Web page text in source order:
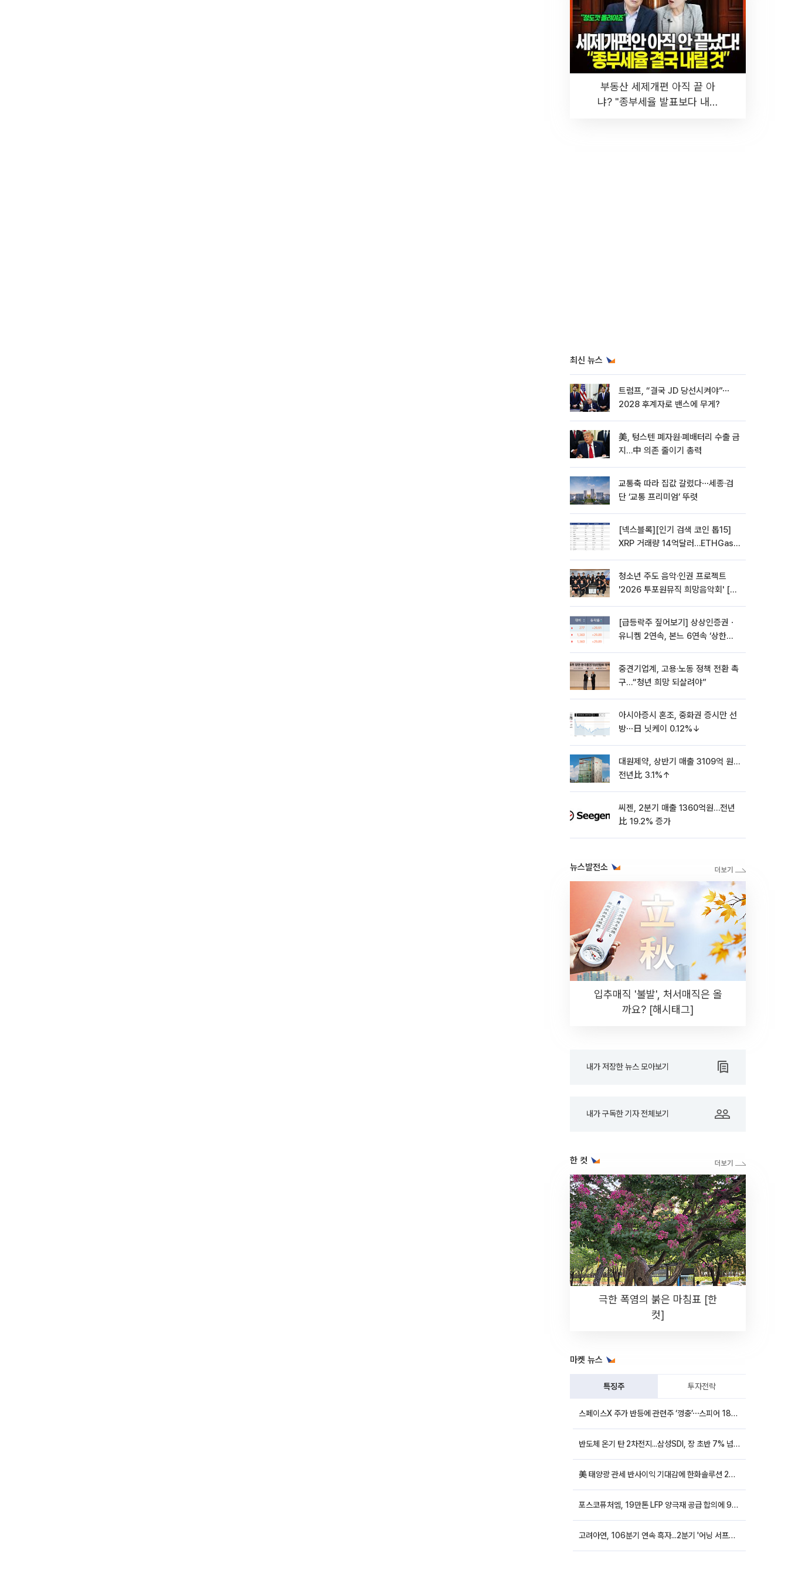
부동산 세제개편 아직 끝 아
냐? "종부세율 발표보다 내릴
최신 뉴스
트럼프, “결국 JD 당선시켜야”⋯
2028 후계자로 밴스에 무게?
美, 텅스텐 폐자원·폐배터리 수출 금
지…中 의존 줄이기 총력
교통축 따라 집값 갈렸다⋯세종·검
단 ‘교통 프리미엄’ 뚜렷
[넥스블록][인기 검색 코인 톱15]
XRP 거래량 14억달러…ETHGas
청소년 주도 음악·인권 프로젝트
'2026 투포원뮤직 희망음악회' [포
[급등락주 짚어보기] 상상인증권ㆍ
유니켐 2연속, 본느 6연속 ‘상한
중견기업계, 고용·노동 정책 전환 촉
구…“청년 희망 되살려야”
아시아증시 혼조, 중화권 증시만 선
방⋯日 닛케이 0.12%↓
대원제약, 상반기 매출 3109억 원…
전년比 3.1%↑
씨젠, 2분기 매출 1360억원…전년
比 19.2% 증가
뉴스발전소
입추매직 '불발', 처서매직은 올
까요? [해시태그]
내가 저장한 뉴스 모아보기
내가 구독한 기자 전체보기
한 컷
극한 폭염의 붉은 마침표 [한
컷]
마켓 뉴스
특징주 투자전략
스페이스X 주가 반등에 관련주 ‘껑충’⋯스피어 18%ㆍ에이치브이엠 12%↑
반도체 온기 탄 2차전지...삼성SDI, 장 초반 7% 넘게 껑충
美 태양광 관세 반사이익 기대감에 한화솔루션 20%대·OCI홀딩스 14%대 급등
포스코퓨처엠, 19만톤 LFP 양극재 공급 합의에 9%대 강세
고려아연, 106분기 연속 흑자...2분기 '어닝 서프라이즈'에 장 초반 12%대 강세